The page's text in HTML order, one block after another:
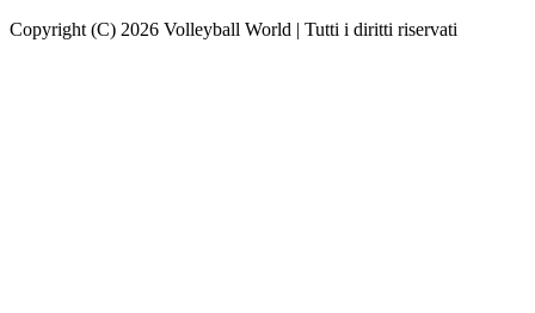
Copyright (C) 2026 Volleyball World | Tutti i diritti riservati